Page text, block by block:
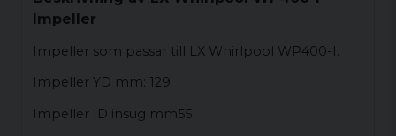
Impeller
Impeller som passar till LX Whirlpool WP400-I.
Impeller YD mm: 129
Impeller ID insug mm55